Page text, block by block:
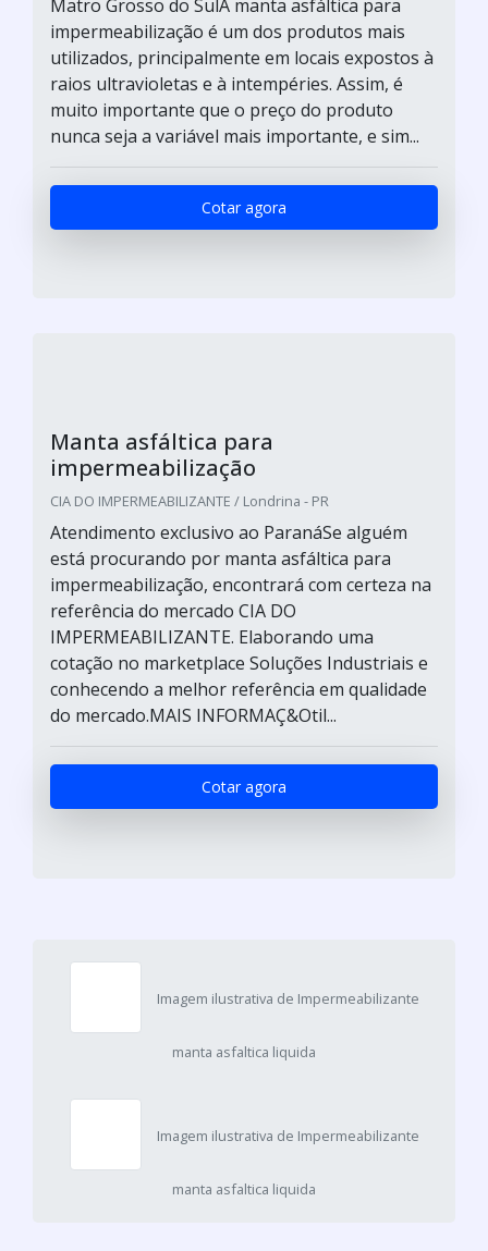
Matro Grosso do SulA manta asfáltica para
impermeabilização é um dos produtos mais
utilizados, principalmente em locais expostos à
raios ultravioletas e à intempéries. Assim, é
muito importante que o preço do produto
nunca seja a variável mais importante, e sim...
Cotar agora
Manta asfáltica para
impermeabilização
CIA DO IMPERMEABILIZANTE / Londrina - PR
Atendimento exclusivo ao ParanáSe alguém
está procurando por manta asfáltica para
impermeabilização, encontrará com certeza na
referência do mercado CIA DO
IMPERMEABILIZANTE. Elaborando uma
cotação no marketplace Soluções Industriais e
conhecendo a melhor referência em qualidade
do mercado.MAIS INFORMAÇ&Otil...
Cotar agora
Imagem ilustrativa de Impermeabilizante
manta asfaltica liquida
Imagem ilustrativa de Impermeabilizante
manta asfaltica liquida